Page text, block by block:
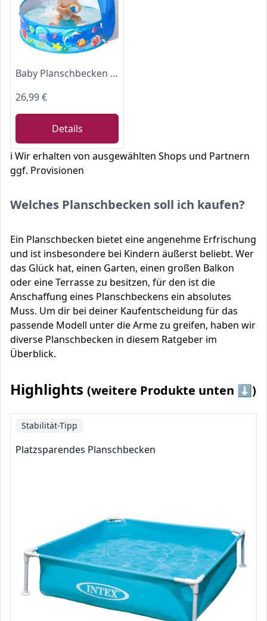
Baby Planschbecken mit Dach, Pop-Up Strandmuschel Baby UV Schutz 50+ mit Aufbewahrungstasche, 4 in 1 Portabler Baby Pool mit Sonnenschutz, Sommer Must-Haves für Strand, Urlaub, Camping und Picknick
26,99 €
Details
ℹ️ Wir erhalten von ausgewählten Shops und Partnern
ggf. Provisionen
Welches Planschbecken soll ich kaufen?
Ein Planschbecken bietet eine angenehme Erfrischung
und ist insbesondere bei Kindern äußerst beliebt. Wer
das Glück hat, einen Garten, einen großen Balkon
oder eine Terrasse zu besitzen, für den ist die
Anschaffung eines Planschbeckens ein absolutes
Muss. Um dir bei deiner Kaufentscheidung für das
passende Modell unter die Arme zu greifen, haben wir
diverse Planschbecken in diesem Ratgeber im
Überblick.
Highlights (weitere Produkte unten ⬇️)
Stabilität-Tipp
Platzsparendes Planschbecken